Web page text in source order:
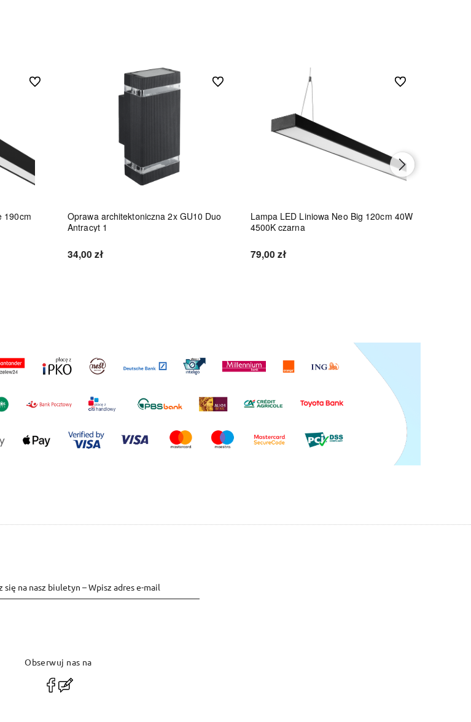
190cm
Do ulubionych
Oprawa architektoniczna 2x GU10 Duo
Antracyt 1
34,00 zł
Do ulubionych
Lampa LED Liniowa Neo Big 120cm 40W
4500K czarna
79,00 zł
Do ulubionych
się na nasz biuletyn – Wpisz adres e-mail
Obserwuj nas na